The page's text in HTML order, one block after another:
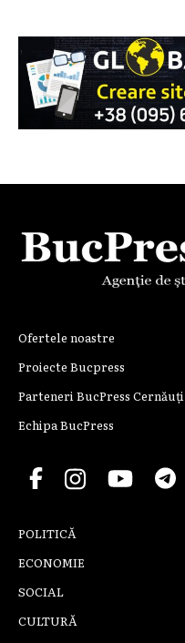
Ofertele noastre
Proiecte Bucpress
Parteneri BucPress Cernăuți
Echipa BucPress
POLITICĂ
ECONOMIE
SOCIAL
CULTURĂ